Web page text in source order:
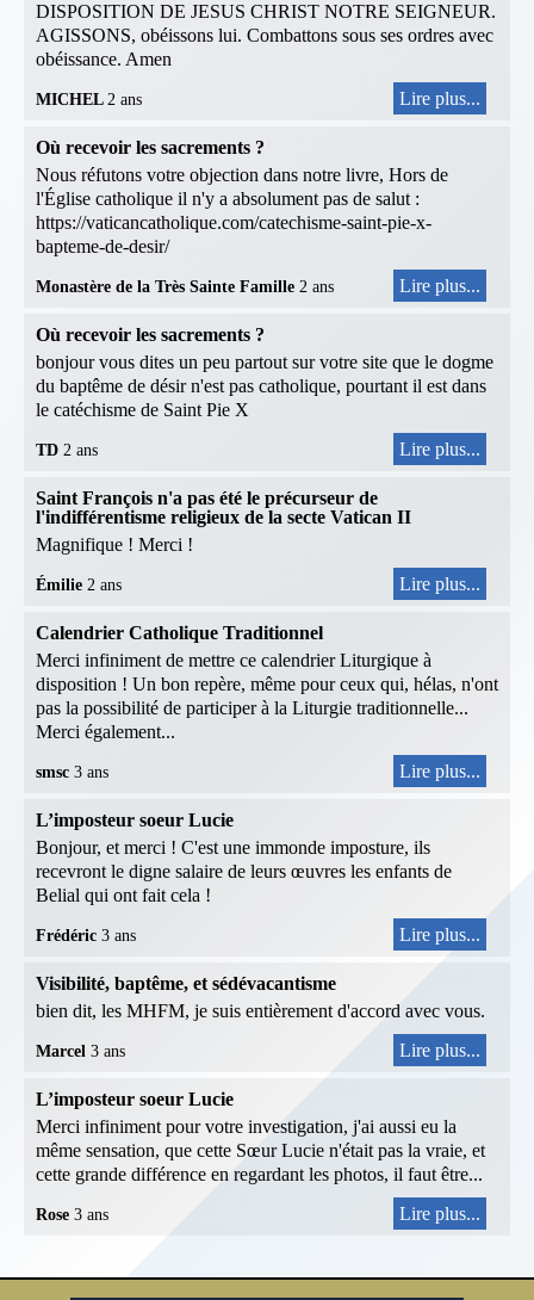
DISPOSITION DE JESUS CHRIST NOTRE SEIGNEUR.
AGISSONS, obéissons lui. Combattons sous ses ordres avec
obéissance. Amen
MICHEL 2 ans Lire plus...
Où recevoir les sacrements ?
Nous réfutons votre objection dans notre livre, Hors de
l'Église catholique il n'y a absolument pas de salut :
https://vaticancatholique.com/catechisme-saint-pie-x-
bapteme-de-desir/
Monastère de la Très Sainte Famille 2 ans Lire plus...
Où recevoir les sacrements ?
bonjour vous dites un peu partout sur votre site que le dogme
du baptême de désir n'est pas catholique, pourtant il est dans
le catéchisme de Saint Pie X
TD 2 ans Lire plus...
Saint François n'a pas été le précurseur de
l'indifférentisme religieux de la secte Vatican II
Magnifique ! Merci !
Émilie 2 ans Lire plus...
Calendrier Catholique Traditionnel
Merci infiniment de mettre ce calendrier Liturgique à
disposition ! Un bon repère, même pour ceux qui, hélas, n'ont
pas la possibilité de participer à la Liturgie traditionnelle...
Merci également...
smsc 3 ans Lire plus...
L’imposteur soeur Lucie
Bonjour, et merci ! C'est une immonde imposture, ils
recevront le digne salaire de leurs œuvres les enfants de
Belial qui ont fait cela !
Frédéric 3 ans Lire plus...
Visibilité, baptême, et sédévacantisme
bien dit, les MHFM, je suis entièrement d'accord avec vous.
Marcel 3 ans Lire plus...
L’imposteur soeur Lucie
Merci infiniment pour votre investigation, j'ai aussi eu la
même sensation, que cette Sœur Lucie n'était pas la vraie, et
cette grande différence en regardant les photos, il faut être...
Rose 3 ans Lire plus...